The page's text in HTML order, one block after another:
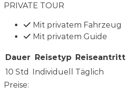
PRIVATE TOUR
Mit privatem Fahrzeug
Mit privatem Guide
Dauer Reisetyp Reiseantritt
10 Std Individuell Täglich
Preise: